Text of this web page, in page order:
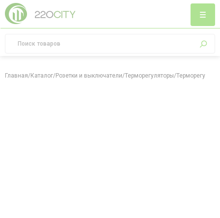
Главная/Каталог/Розетки и выключатели/Терморегуляторы/